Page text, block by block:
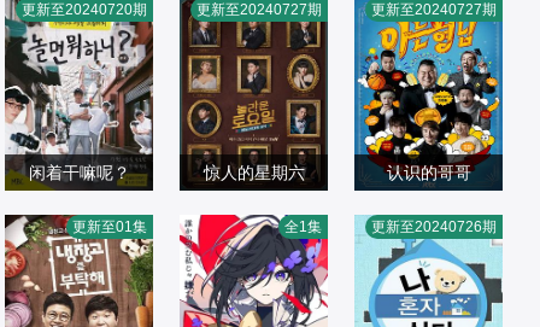
闲着干嘛呢？
日韩综艺
2019/韩国
更新至20240720期
惊人的星期六
东炫,表志勋,李俊
永,禹智皓
日韩综艺
2018/韩国
更新至20240727期
认识的哥哥
希澈,徐章勋,金永
哲,金世晃,黄致列,
闵京勋,李相旼,张
日韩综艺
2015/韩国
更新至20240727期
更新至01集 全1集 更新至20240726期